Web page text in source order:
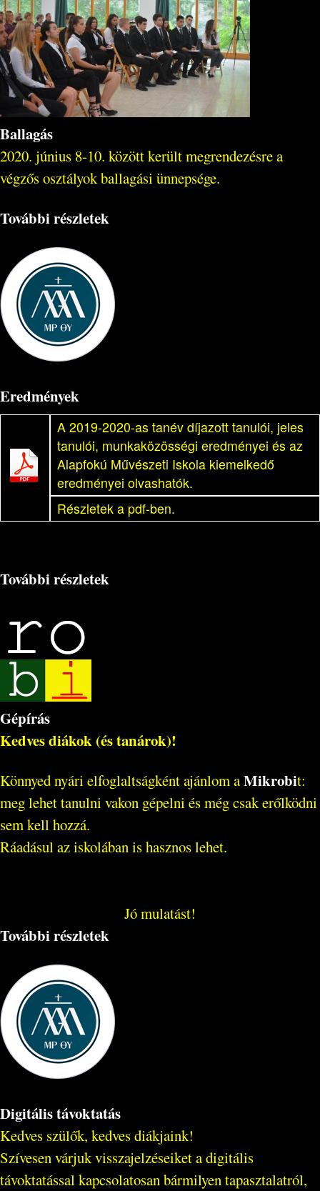
Ballagás
2020. június 8-10. között került megrendezésre a
végzős osztályok ballagási ünnepsége.
További részletek
Eredmények
A 2019-2020-as tanév díjazott tanulói, jeles
tanulói, munkaközösségi eredményei és az
Alapfokú Művészeti Iskola kiemelkedő
eredményei olvashatók.
Részletek a pdf-ben.
További részletek
Gépírás
Kedves diákok (és tanárok)!
Könnyed nyári elfoglaltságként ajánlom aMikrobit:
meg lehet tanulni vakon gépelni és még csak erőlködni
sem kell hozzá.
Ráadásul az iskolában is hasznos lehet.
Jó mulatást!
További részletek
Digitális távoktatás
Kedves szülők, kedves diákjaink!
Szívesen várjuk visszajelzéseiket a digitális
távoktatással kapcsolatosan bármilyen tapasztalatról,